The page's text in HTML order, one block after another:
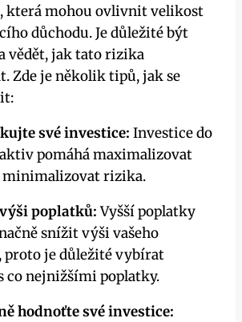
která mohou ovlivnit velikost
důchodu. Je důležité být
vědět, jak tato rizika
Zde je několik tipů, jak se
své investice: Investice do
pomáhá maximalizovat
minimalizovat rizika.
poplatků:Vyšší poplatky
snížit výši vašeho
proto je důležité vybírat
co nejnižšími poplatky.
hodnoťte své investice: